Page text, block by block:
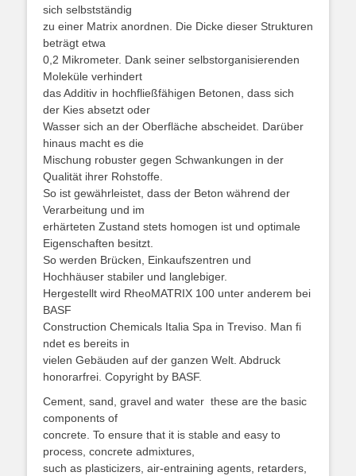
sich selbstständig
zu einer Matrix anordnen. Die Dicke dieser Strukturen
beträgt etwa
0,2 Mikrometer. Dank seiner selbstorganisierenden
Moleküle verhindert
das Additiv in hochfließfähigen Betonen, dass sich
der Kies absetzt oder
Wasser sich an der Oberfläche abscheidet. Darüber
hinaus macht es die
Mischung robuster gegen Schwankungen in der
Qualität ihrer Rohstoffe.
So ist gewährleistet, dass der Beton während der
Verarbeitung und im
erhärteten Zustand stets homogen ist und optimale
Eigenschaften besitzt.
So werden Brücken, Einkaufszentren und
Hochhäuser stabiler und langlebiger.
Hergestellt wird RheoMATRIX 100 unter anderem bei
BASF
Construction Chemicals Italia Spa in Treviso. Man fi
ndet es bereits in
vielen Gebäuden auf der ganzen Welt. Abdruck
honorarfrei. Copyright by BASF.
Cement, sand, gravel and water  these are the basic
components of
concrete. To ensure that it is stable and easy to
process, concrete admixtures,
such as plasticizers, air-entraining agents, retarders,